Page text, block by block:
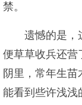
禁。
遗憾的是，
便草草收兵还营
阴里，常年生
能看到些许浅浅